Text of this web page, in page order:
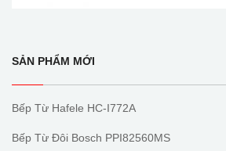
SẢN PHẨM MỚI
Bếp Từ Hafele HC-I772A
Bếp Từ Đôi Bosch PPI82560MS